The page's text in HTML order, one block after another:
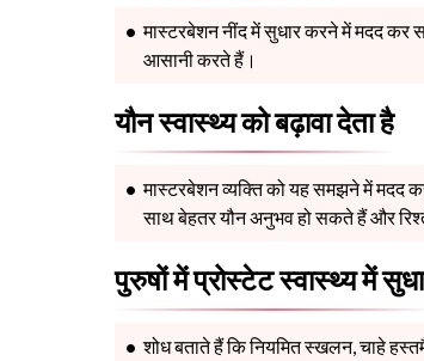
मास्टरबेशन नींद में सुधार करने में मदद कर
आसानी करते हैं।
यौन स्वास्थ्य को बढ़ावा देता है
मास्टरबेशन व्यक्ति को यह समझने में मदद
साथ बेहतर यौन अनुभव हो सकते हैं और
पुरुषों में प्रोस्टेट स्वास्थ्य में
शोध बताते हैं कि नियमित स्खलन, चाहे